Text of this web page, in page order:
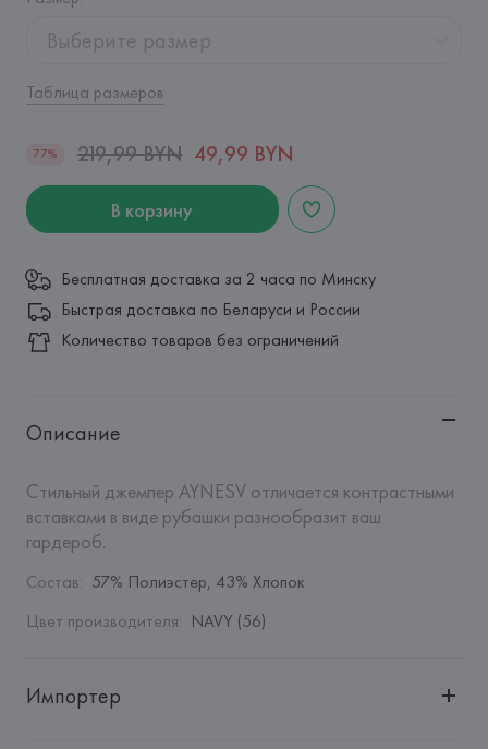
Выберите размер
Таблица размеров
77% 219,99 BYN 49,99 BYN
В корзину
Бесплатная доставка за 2 часа по Минску
Быстрая доставка по Беларуси и России
Количество товаров без ограничений
Описание
Стильный джемпер AYNESV отличается контрастными
вставками в виде рубашки разнообразит ваш
гардероб.
Состав: 57% Полиэстер, 43% Хлопок
Цвет производителя: NAVY (56)
Импортер